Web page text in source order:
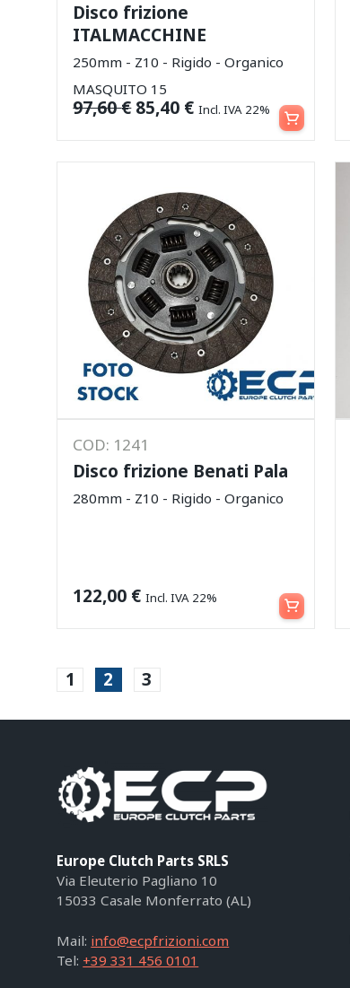
Disco frizione
ITALMACCHINE
250mm - Z10 - Rigido - Organico
MASQUITO 15
97,60€ 85,40 € Incl. IVA 22% Aggiungi al carrello
COD: 1241
Disco frizione Benati Pala
280mm - Z10 - Rigido - Organico
122,00 € Incl. IVA 22% Aggiungi al carrello
1 2 3
Europe Clutch Parts SRLS
Via Eleuterio Pagliano 10
15033 Casale Monferrato (AL)
Mail: info@ecpfrizioni.com
Tel: +39 331 456 0101